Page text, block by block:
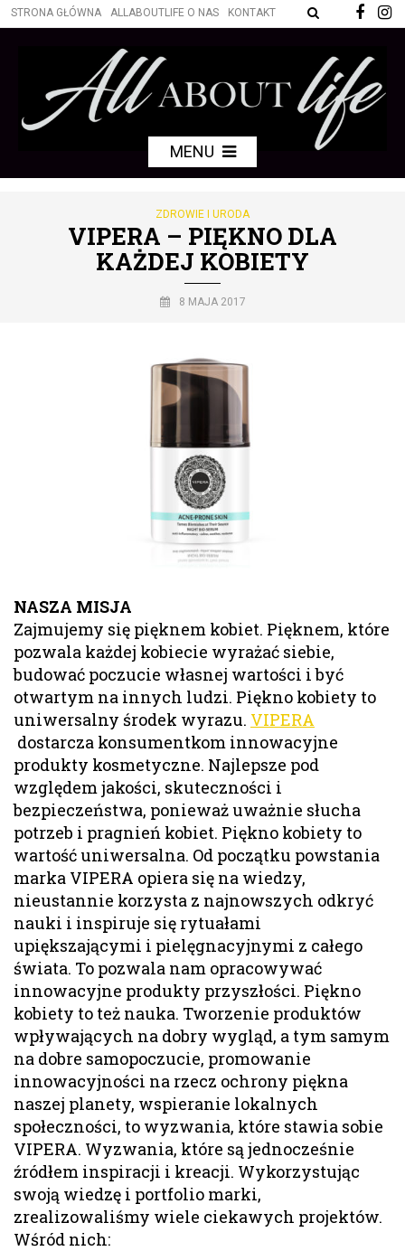
STRONA GŁÓWNA ALLABOUTLIFE O NAS KONTAKT
MENU
ZDROWIE I URODA
VIPERA – PIĘKNO DLA
KAŻDEJ KOBIETY
8 MAJA 2017
NASZA MISJA
Zajmujemy się pięknem kobiet. Pięknem, które
pozwala każdej kobiecie wyrażać siebie,
budować poczucie własnej wartości i być
otwartym na innych ludzi. Piękno kobiety to
uniwersalny środek wyrazu. VIPERA
dostarcza konsumentkom innowacyjne
produkty kosmetyczne. Najlepsze pod
względem jakości, skuteczności i
bezpieczeństwa, ponieważ uważnie słucha
potrzeb i pragnień kobiet. Piękno kobiety to
wartość uniwersalna. Od początku powstania
marka VIPERA opiera się na wiedzy,
nieustannie korzysta z najnowszych odkryć
nauki i inspiruje się rytuałami
upiększającymi i pielęgnacyjnymi z całego
świata. To pozwala nam opracowywać
innowacyjne produkty przyszłości. Piękno
kobiety to też nauka. Tworzenie produktów
wpływających na dobry wygląd, a tym samym
na dobre samopoczucie, promowanie
innowacyjności na rzecz ochrony piękna
naszej planety, wspieranie lokalnych
społeczności, to wyzwania, które stawia sobie
VIPERA. Wyzwania, które są jednocześnie
źródłem inspiracji i kreacji. Wykorzystując
swoją wiedzę i portfolio marki,
zrealizowaliśmy wiele ciekawych projektów.
Wśród nich: